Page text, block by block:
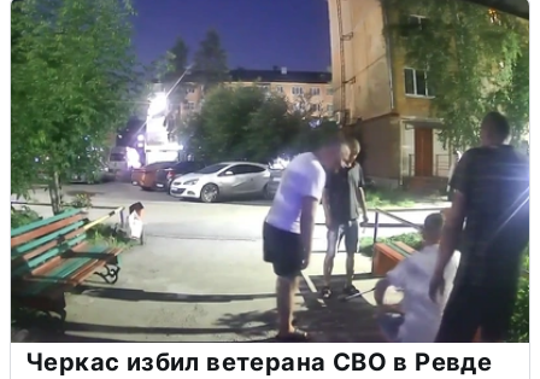
Черкас избил ветерана СВО в Ревде